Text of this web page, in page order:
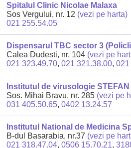
Spitalul Clinic Nicolae Malaxa
Sos Vergului, nr. 12 (vezi pe harta)
021 255.54.05
Dispensarul TBC sector 3
Calea Dudesti, nr. 104 (vezi pe
021 323.49.70,021 321.38.00,021
Institutul de virusologie STEFAN
Sos. Mihai Bravu, nr. 285 (vezi pe
031 405.50.65,0402 13.24.57
Institutul National de Medicina
B-dul Basarabia, nr.37 (vezi pe
021 318.47.04,0506 15.70.21,